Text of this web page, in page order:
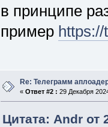
в принципе
пример
Re: Телеграмм
« Ответ #2 : 29 Декабря
Цитата: Andr от